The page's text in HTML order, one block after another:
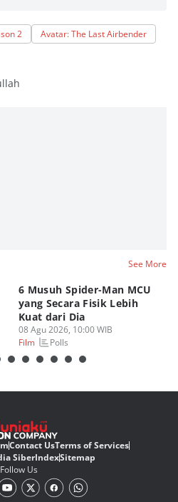
2 Avatar: The Last Airbender
See More
6 Musuh Spider-Man MCU
yang Secara Fisik Lebih
Kuat dari Dia
08 Agu 2026, 10:00 WIB
Film
Polls
Contact UsTerms of Services
SiberIndexSitemap
Follow Us